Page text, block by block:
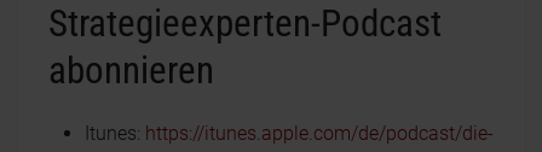
Strategieexperten-Podcast
abonnieren
Itunes: https://itunes.apple.com/de/podcast/die-